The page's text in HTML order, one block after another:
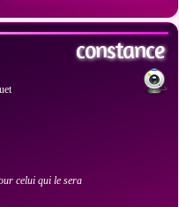
constance
celui qui le sera